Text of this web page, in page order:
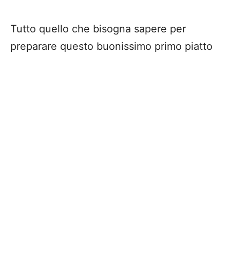
Tutto quello che bisogna sapere per
preparare questo buonissimo primo piatto